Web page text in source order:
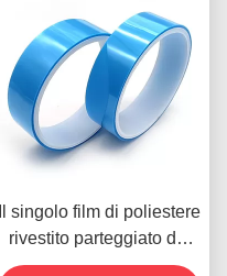
Il singolo film di poliestere
rivestito parteggiato del
nastro 0.135mm del